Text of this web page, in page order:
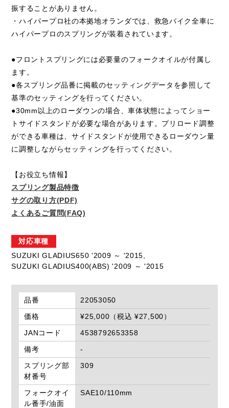
振することがありません。
・ハイパープロ社の本拠地オランダでは、救急バイク全車に
ハイパープロのスプリングが装着されています。
●フロントスプリングには必要量のフォークオイルが付属し
ます。
●各スプリング品番に掲載のセッティングデータを参照して
基準のセッティングを行ってください。
●30mm以上のローダウンの場合、車体状態によってショー
トサイドスタンドが必要な場合があります。プリロード調整
ができる車種は、サイドスタンドが使用できるローダウン量
に調整しながらセッティングを行ってください。
【お役立ち情報】
スプリング製品特徴
サグの取り方(PDF)
よくあるご質問(FAQ)
対応車種
SUZUKI GLADIUS650 '2009 ～ '2015,
SUZUKI GLADIUS400(ABS) '2009 ～ '2015
品番
22053050
価格
¥25,000（税込 ¥27,500）
JANコード
4538792653358
備考
-
スプリング部
材番号
309
フォークオイ
ル番手/油面
SAE10/110mm